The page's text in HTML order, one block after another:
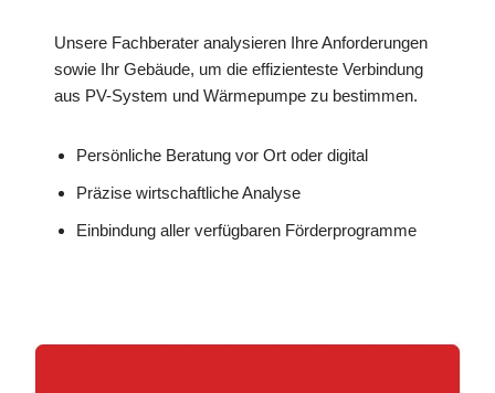
Unsere Fachberater analysieren Ihre Anforderungen
sowie Ihr Gebäude, um die effizienteste Verbindung
aus PV-System und Wärmepumpe zu bestimmen.
Persönliche Beratung vor Ort oder digital
Präzise wirtschaftliche Analyse
Einbindung aller verfügbaren Förderprogramme